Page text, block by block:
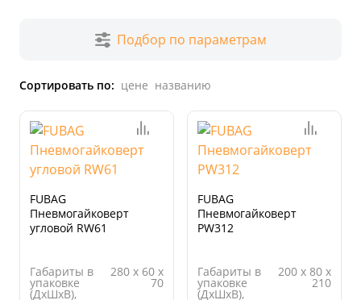
Подбор по параметрам
Сортировать по: цене названию
FUBAG
Пневмогайковерт
угловой RW61
Габариты в
упаковке
(ДхШхВ),
280 х 60 х
70
FUBAG
Пневмогайковерт
PW312
Габариты в
упаковке
(ДхШхВ),
200 х 80 х
210